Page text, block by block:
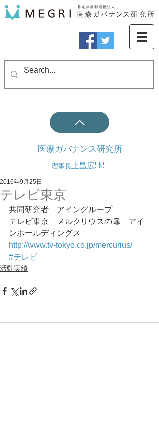
医療ガバナンス研究所
理事長 上昌広SNS
テレビ東京
2016年9月25日
共同研究者　アイングループ
テレビ東京　メルクリウスの扉　アイ
ンホールディングス
http://www.tv-tokyo.co.jp/mercurius/
#テレビ
活動実績